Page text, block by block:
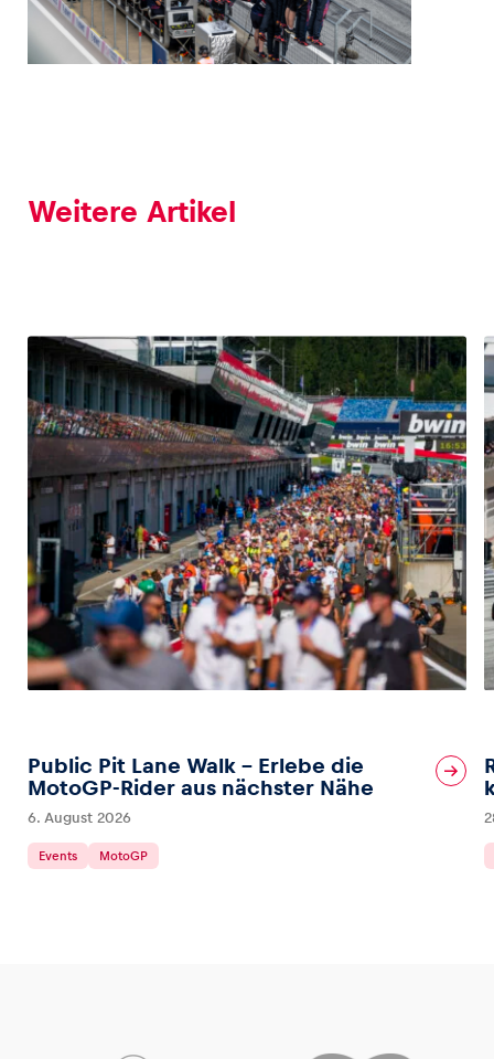
Weitere Artikel
Public Pit Lane Walk – Erlebe die
MotoGP-Rider aus nächster Nähe
6. August 2026
Events MotoGP